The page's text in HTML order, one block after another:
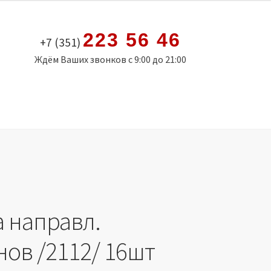
+7 (351) 223 56 46
Ждём Ваших звонков с 9:00 до 21:00
направл.
/2112/ 16шт